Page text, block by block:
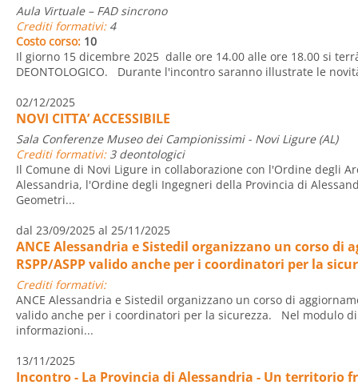
Aula Virtuale – FAD sincrono
Crediti formativi:4
Costo corso: 10
Il giorno 15 dicembre 2025 dalle ore 14.00 alle ore 18.00 si
DEONTOLOGICO. Durante l'incontro saranno illustrate le
02/12/2025
NOVI CITTA’ ACCESSIBILE
Sala Conferenze Museo dei Campionissimi - Novi Ligure (AL)
Crediti formativi:3 deontologici
Il Comune di Novi Ligure in collaborazione con l'Ordine degli
Alessandria, l'Ordine degli Ingegneri della Provincia di
Geometri...
dal 23/09/2025 al 25/11/2025
ANCE Alessandria e Sistedil organizzano un corso di
RSPP/ASPP valido anche per i coordinatori per la
Crediti formativi:
ANCE Alessandria e Sistedil organizzano un corso di
valido anche per i coordinatori per la sicurezza. Nel modulo
informazioni...
13/11/2025
Incontro - La Provincia di Alessandria - Un territorio